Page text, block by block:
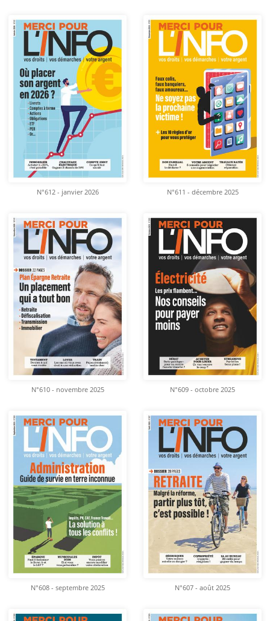
N°612 - janvier 2026 N°611 - décembre 2025
N°610 - novembre 2025 N°609 - octobre 2025
N°608 - septembre 2025 N°607 - août 2025